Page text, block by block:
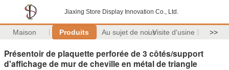
Jiaxing Store Display Innovation Co., Ltd.
Maison Produits Au sujet de nousVisite d'usine >>
Présentoir de plaquette perforée de 3 côtés/support
d'affichage de mur de cheville en métal de triangle